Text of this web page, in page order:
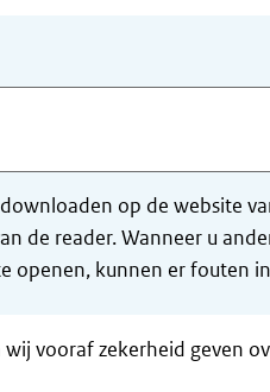
op de website
de reader. Wanneer u
openen, kunnen er fouten
vooraf zekerheid geven